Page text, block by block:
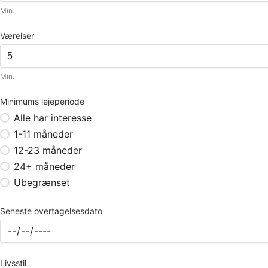
Min.
Værelser
Min.
Minimums lejeperiode
Alle har interesse
1-11 måneder
12-23 måneder
24+ måneder
Ubegrænset
Seneste overtagelsesdato
Livsstil